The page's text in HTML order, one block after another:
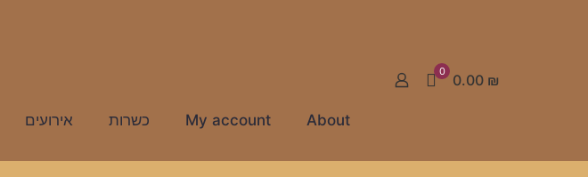
אירועים כשרות My account About
0 0.00 ₪